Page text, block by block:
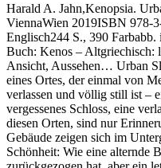
Harald A. Jahn,Kenopsia.
ViennaWien 2019ISBN 978-
Englisch244 S., 390
Buch: Kenos – Altgriechisch:
Ansicht, Aussehen… Urban
eines Ortes, der einmal von
verlassen und völlig still ist –
vergessenes Schloss, eine
diesen Orten, sind nur
Gebäude zeigen sich im
Schönheit: Wie eine alternde